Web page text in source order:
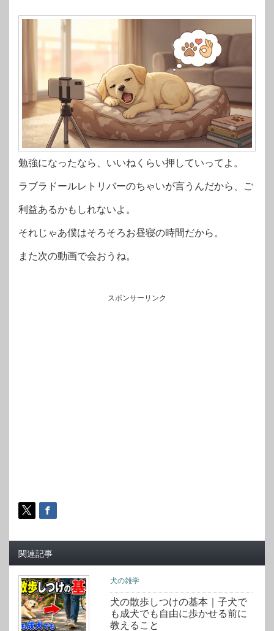
勉強になったなら、いいねくらい押していってよ。
ラブラドールレトリバーのちゃいが言うんだから、ご
利益あるかもしれないよ。
それじゃあ僕はそろそろお昼寝の時間だから。
また次の動画で会おうね。
スポンサーリンク
関連記事
犬の雑学
犬の散歩しつけの基本｜子犬で
も成犬でも自由に歩かせる前に
教えること